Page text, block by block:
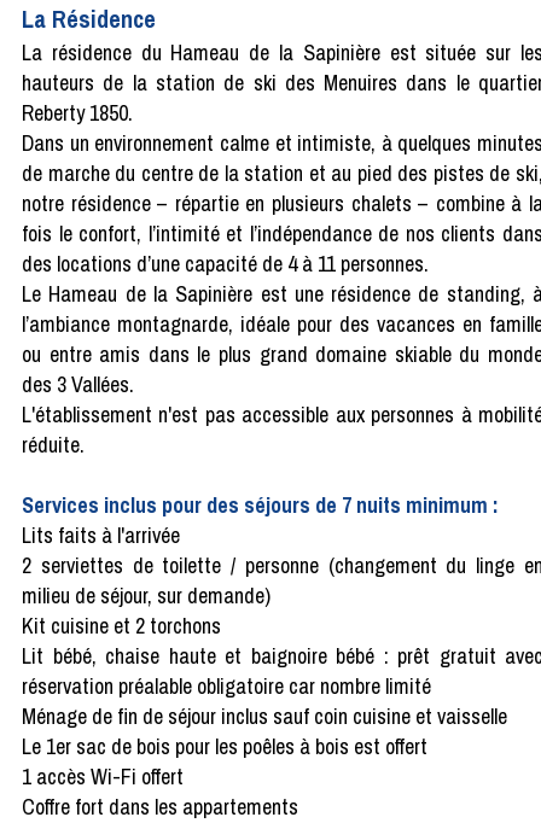
La Résidence
La résidence du Hameau de la Sapinière est située sur
hauteurs de la station de ski des Menuires dans le
Reberty 1850.
Dans un environnement calme et intimiste, à quelques
de marche du centre de la station et au pied des pistes de
notre résidence – répartie en plusieurs chalets – combine à
fois le confort, l’intimité et l’indépendance de nos clients
des locations d’une capacité de 4 à 11 personnes.
Le Hameau de la Sapinière est une résidence de standing,
l’ambiance montagnarde, idéale pour des vacances en
ou entre amis dans le plus grand domaine skiable du
des 3 Vallées.
L'établissement n'est pas accessible aux personnes à
réduite.
Services inclus pour des séjours de 7 nuits minimum :
Lits faits à l'arrivée
2 serviettes de toilette / personne (changement du linge
milieu de séjour, sur demande)
Kit cuisine et 2 torchons
Lit bébé, chaise haute et baignoire bébé : prêt gratuit
réservation préalable obligatoire car nombre limité
Ménage de fin de séjour inclus sauf coin cuisine et vaisselle
Le 1er sac de bois pour les poêles à bois est offert
1 accès Wi-Fi offert
Coffre fort dans les appartements